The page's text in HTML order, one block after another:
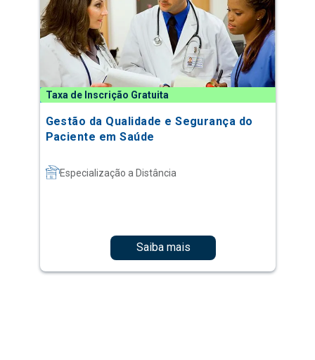
Taxa de Inscrição Gratuita
Gestão da Qualidade e Segurança do
Paciente em Saúde
Especialização a Distância
Saiba mais